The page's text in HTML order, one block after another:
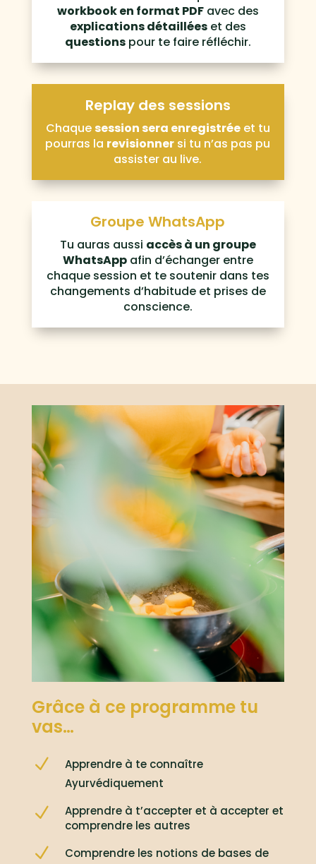
workbook en format PDFavec des
explications détailléeset des
questionspour te faire réfléchir.
Replay des sessions
Chaque session sera enregistréeet tu
pourras la revisionner si tu n’as pas pu
assister au live.
Groupe WhatsApp
Tu auras aussi accès à un groupe
WhatsAppafin d’échanger entre
chaque session et te soutenir dans tes
changements d’habitude et prises de
conscience.
Grâce à ce programme tu
vas…
N
Apprendre à te connaître
Ayurvédiquement
N
Apprendre à t’accepter et à accepter et
comprendre les autres
N
Comprendre les notions de bases de